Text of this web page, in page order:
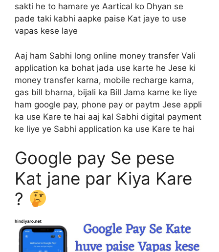
sakti he to hamare ye Aartical ko Dhyan se
pade taki kabhi aapke paise Kat jaye to use
vapas kese laye
Aaj ham Sabhi long online money transfer Vali
application ka bohat jada use karte he Jese ki
money transfer karna, mobile recharge karna,
gas bill bharna, bijali ka Bill Jama karne ke liye
ham google pay, phone pay or paytm Jese appli
ka use Kare te hai aaj kal Sabhi digital payment
ke liye ye Sabhi application ka use Kare te hai
Google pay Se pese
Kat jane par Kiya Kare
?